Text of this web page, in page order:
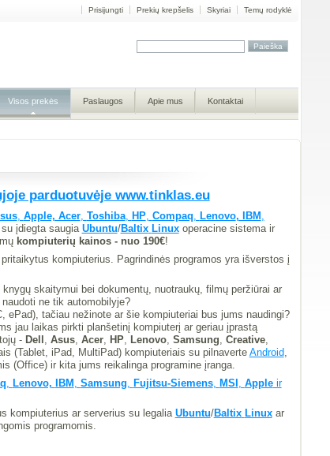
Temų rodyklė
Skyriai
Prekių krepšelis
Prisijungti
Visos prekės Paslaugos Apie mus Kontaktai
parduotuvėje www.tinklas.eu
, Apple, Acer, Toshiba, HP, Compaq, Lenovo, IBM ,
su įdiegta saugia Ubuntu/Baltix Linuxoperacine sistema ir
kompiuterių kainos - nuo 190€!
kompiuterius. Pagrindinės programos yra išverstos į
skaitymui bei dokumentų, nuotraukų, filmų peržiūrai ar
ne tik automobilyje?
ePad), tačiau nežinote ar šie kompiuteriai bus jums naudingi?
jau laikas pirkti planšetinį kompiuterį ar geriau įprastą
- Dell , Asus, Acer, HP, Lenovo, Samsung, Creative,
(Tablet, iPad, MultiPad) kompiuteriais su pilnaverte Android,
(Office) ir kita jums reikalinga programine įranga.
Lenovo, IBM Samsung Fujitsu-Siemens, MSI Appleir
kompiuterius ar serverius su legalia Ubuntu/Baltix Linuxar
programomis.